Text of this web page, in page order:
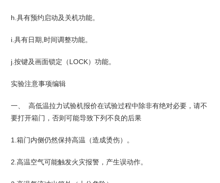
h.具有预约启动及关机功能。
i.具有日期,时间调整功能。
j.按键及画面锁定（LOCK）功能。
实验注意事项编辑
一、 高低温拉力试验机报价在试验过程中除非有绝对必要，请不
要打开箱门，否则可能导致下列不良的后果
1.箱门内侧仍然保持高温（造成烫伤）。
2.高温空气可能触发火灾报警，产生误动作。